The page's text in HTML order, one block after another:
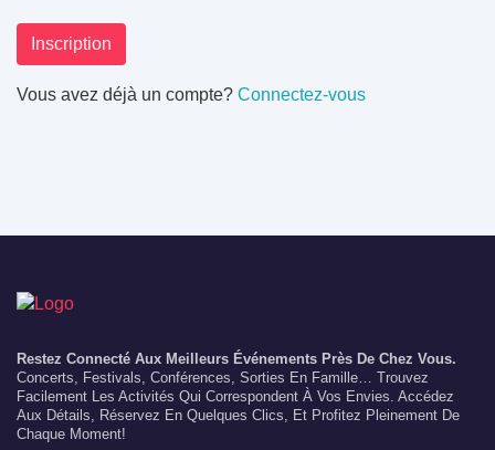
Inscription
Vous avez déjà un compte? Connectez-vous
Restez Connecté Aux Meilleurs Événements Près De Chez Vous.
Concerts, Festivals, Conférences, Sorties En Famille… Trouvez
Facilement Les Activités Qui Correspondent À Vos Envies. Accédez
Aux Détails, Réservez En Quelques Clics, Et Profitez Pleinement De
Chaque Moment!